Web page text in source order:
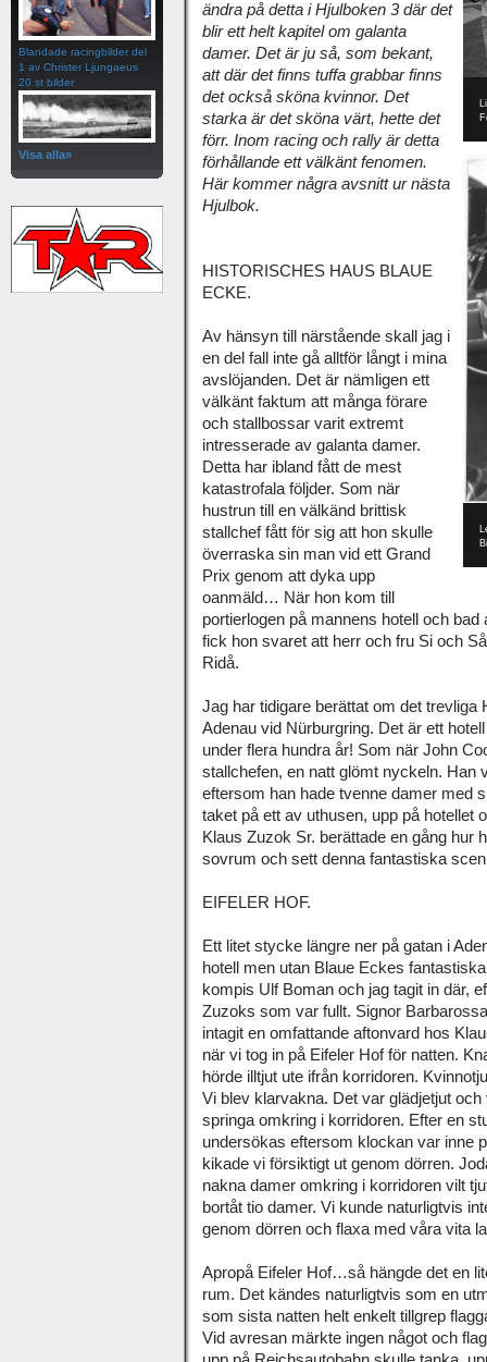
Blandade racingbilder del
1 av Christer Ljungaeus
20 st bilder
Visa alla»
ändra på detta i Hjulboken 3 där det
blir ett helt kapitel om galanta
damer. Det är ju så, som bekant,
att där det finns tuffa grabbar finns
det också sköna kvinnor. Det
starka är det sköna värt, hette det
förr. Inom racing och rally är detta
förhållande ett välkänt fenomen.
Här kommer några avsnitt ur nästa
Hjulbok.
HISTORISCHES HAUS BLAUE
ECKE.
Av hänsyn till närstående skall jag i
en del fall inte gå alltför långt i mina
avslöjanden. Det är nämligen ett
välkänt faktum att många förare
och stallbossar varit extremt
intresserade av galanta damer.
Detta har ibland fått de mest
katastrofala följder. Som när
hustrun till en välkänd brittisk
stallchef fått för sig att hon skulle
överraska sin man vid ett Grand
Prix genom att dyka upp
oanmäld… När hon kom till
portierlogen på mannens hotell och
fick hon svaret att herr och fru Si och
Ridå.
Jag har tidigare berättat om det
Adenau vid Nürburgring. Det är ett
under flera hundra år! Som när John
stallchefen, en natt glömt nyckeln. Han
eftersom han hade tvenne damer med
taket på ett av uthusen, upp på hotellet
Klaus Zuzok Sr. berättade en gång hur
sovrum och sett denna fantastiska
EIFELER HOF.
Ett litet stycke längre ner på gatan i
hotell men utan Blaue Eckes
kompis Ulf Boman och jag tagit in där,
Zuzoks som var fullt. Signor
intagit en omfattande aftonvard hos
när vi tog in på Eifeler Hof för natten.
hörde illtjut ute ifrån korridoren.
Vi blev klarvakna. Det var glädjetjut
springa omkring i korridoren. Efter en
undersökas eftersom klockan var inne
kikade vi försiktigt ut genom dörren.
nakna damer omkring i korridoren vilt
bortåt tio damer. Vi kunde naturligtvis
genom dörren och flaxa med våra vita
Apropå Eifeler Hof…så hängde det en
rum. Det kändes naturligtvis som en
som sista natten helt enkelt tillgrep
Vid avresan märkte ingen något och